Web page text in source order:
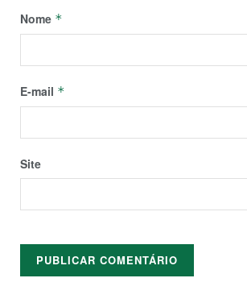
Nome *
E-mail *
Site